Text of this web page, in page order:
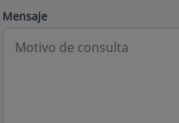
Mensaje